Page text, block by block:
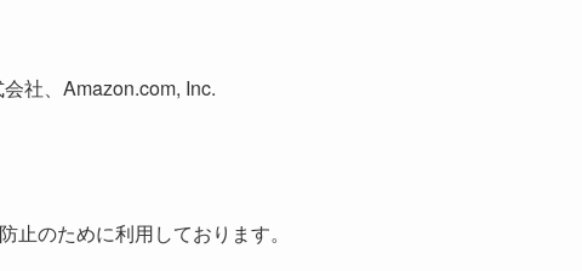
社、Amazon.com, Inc.
止のために利用しております。